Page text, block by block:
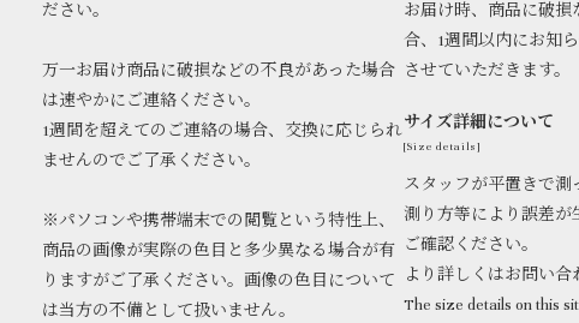
ださい。
万一お届け商品に破損などの不良があった場合
は速やかにご連絡ください。
1週間を超えてのご連絡の場合、交換に応じられ
ませんのでご了承ください。
※パソコンや携帯端末での閲覧という特性上、
商品の画像が実際の色目と多少異なる場合が有
りますがご了承ください。画像の色目について
は当方の不備として扱いません。
お届け時、商品に破
合、1週間以内にお知
させていただきます。
サイズ詳細について
[Size details]
スタッフが平置きで測
測り方等により誤差が
ご確認ください。
より詳しくはお問い合
The size details on this